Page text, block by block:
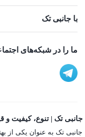
با جانبی تک
ما را در شبکه‌های
جانبی تک | تنوع، کیفیت
جانبی تک به عنوان یکی از